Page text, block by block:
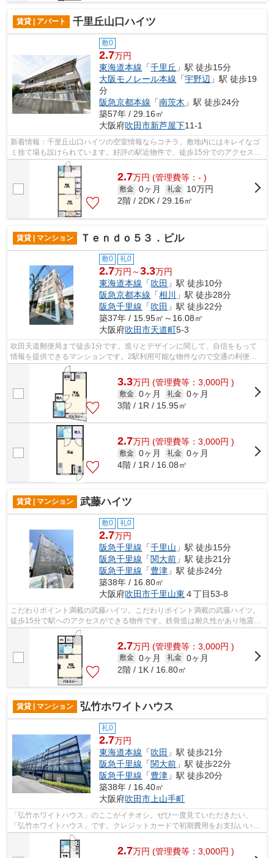
賃貸 | アパート 千里丘山口ハイツ
敷0
2.7万円
東海道本線 「千里丘 」駅 徒歩15分
大阪モノレール本線 「宇野辺 」駅 徒歩19
分
阪急京都本線 「南茨木 」駅 徒歩24分
築57年 / 29.16㎡
大阪府吹田市新芦屋下11-1
新着情報：千里丘山口ハイツの空室情報ならコチラ。敷地内にはキレイなゴ
ミ捨て場も設けられています。好評の駅近物件で、徒歩15分でのアクセスが
可能です。こちらの物件はアパートで...
2.7万円 (管理費等：- )
敷金 0ヶ月 礼金
10万円
2階 / 2DK / 29.16㎡
賃貸 | マンション Ｔｅｎｄｏ５３．ビル
敷0 礼0
2.7万円～3.3万円
東海道本線 「吹田 」駅 徒歩10分
阪急京都本線 「相川
」駅 徒歩28分
阪急千里線 「吹田 」駅 徒歩22分
築37年 / 15.95㎡～16.08㎡
大阪府吹田市天道町5-3
吹田天道郵便局まで徒歩1分です。造りとデザインに関して、自信をもって
情報を提供できるマンションです。2駅利用可能な物件なので交通の利便性
が良いのが魅力です。鉄骨造なので、間...
3.3万円 (管理費等：3,000円 )
敷金 0ヶ月 礼金 0ヶ月
3階 / 1R / 15.95㎡
2.7万円 (管理費等：3,000円 )
敷金 0ヶ月 礼金 0ヶ月
4階 / 1R / 16.08㎡
賃貸 | マンション 武藤ハイツ
敷0 礼0
2.7万円
阪急千里線 「千里山 」駅 徒歩15分
阪急千里線 「関大前 」駅 徒歩21分
阪急千里線 「豊津 」駅 徒歩24分
築38年 / 16.80㎡
大阪府吹田市千里山東 ４丁目53-8
こだわりポイント満載の武藤ハイツ。こだわりポイント満載の武藤ハイツ。
徒歩15分で駅へのアクセスができる物件です。鉄骨造は耐久性があり地震の
リスクを抑えられます。ミライズ吹田...
2.7万円 (管理費等：3,000円 )
敷金 0ヶ月 礼金 0ヶ月
2階 / 1K / 16.80㎡
賃貸 | マンション 弘竹ホワイトハウス
礼0
2.7万円
東海道本線 「吹田 」駅 徒歩21分
阪急千里線 「関大前 」駅 徒歩22分
阪急千里線 「豊津 」駅 徒歩20分
築38年 / 16.40㎡
大阪府吹田市 上山手町
「弘竹ホワイトハウス」のここがイチオシ。ぜひ一度見ていただきたい、
「弘竹ホワイトハウス」です。クレジットカードで初期費用をお支払いいた
だける物件です。RC構造を生かした耐火...
2.7万円 (管理費等：3,000円 )